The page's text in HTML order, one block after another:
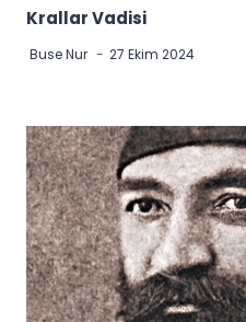
Krallar Vadisi
Buse Nur 27 Ekim 2024